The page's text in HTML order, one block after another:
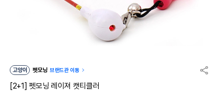
고양이 펫모닝 브랜드관 이동
[2+1] 펫모닝 레이져 캣티클러